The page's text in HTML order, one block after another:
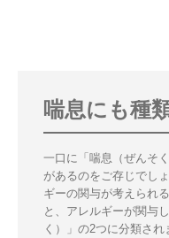
喘息にも種
一口に「喘息（ぜんそ
があるのをご存じでし
ギーの関与が考えられ
と、アレルギーが関与
く）」の2つに分類され